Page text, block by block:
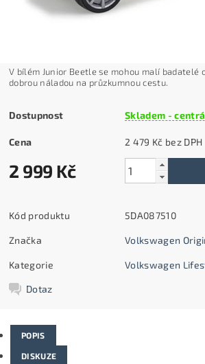
V bílém Junior Beetle se mohou malí badatelé
dobrou náladou na průzkumnou cestu.
Dostupnost Skladem -
Cena 2 479 Kč bez DPH
2 999 Kč
Kód produktu 5DA087510
Značka Volkswagen
Kategorie Volkswagen
Dotaz
POPIS
DISKUZE